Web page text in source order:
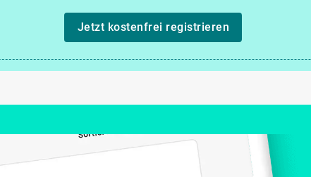
Jetzt kostenfrei registrieren